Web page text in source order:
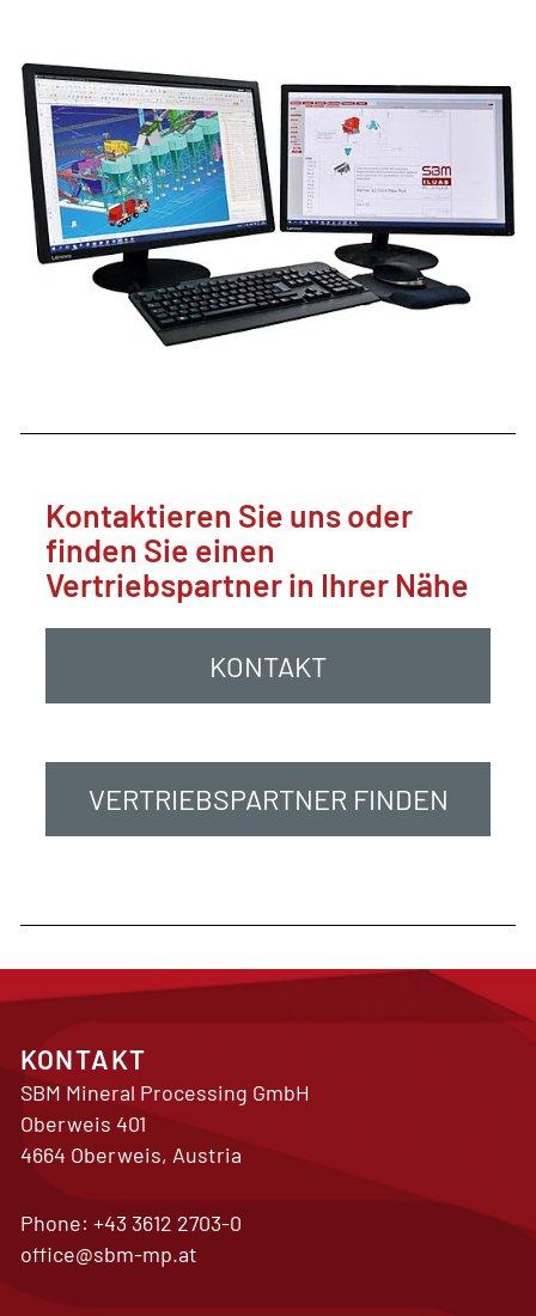
Kontaktieren Sie uns oder
finden Sie einen
Vertriebspartner in Ihrer Nähe
KONTAKT
VERTRIEBSPARTNER FINDEN
KONTAKT
SBM Mineral Processing GmbH
Oberweis 401
4664 Oberweis, Austria
Phone: +43 3612 2703-0
office@sbm-mp.at